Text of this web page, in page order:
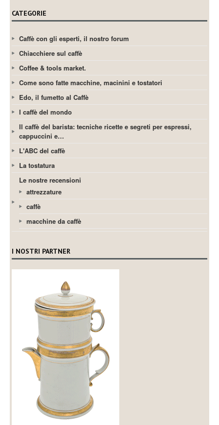
CATEGORIE
Caffè con gli esperti, il nostro forum
Chiacchiere sul caffè
Coffee & tools market.
Come sono fatte macchine, macinini e tostatori
Edo, il fumetto al Caffè
I caffè del mondo
Il caffè del barista: tecniche ricette e segreti per espressi,
cappuccini e…
L'ABC del caffè
La tostatura
Le nostre recensioni
attrezzature
caffè
macchine da caffè
I NOSTRI PARTNER